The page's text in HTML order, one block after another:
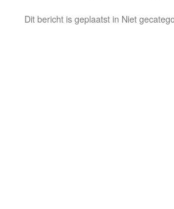
Dit bericht is geplaatst in Niet